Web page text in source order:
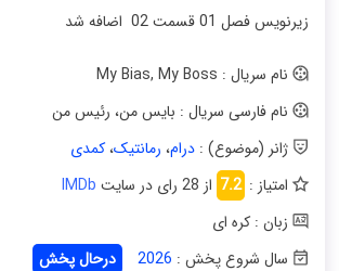
زیرنویس فصل 01 قسمت 02 اضافه شد
نام سریال : My Bias, My Boss
نام فارسی سریال : بایس من، رئیس من
ژانر (موضوع) :درام، رمانتیک،کمدی
امتیاز : 7.2 از 28 رای در سایت
IMDb
زبان : کره ای
سال شروع پخش : 2026 درحال پخش